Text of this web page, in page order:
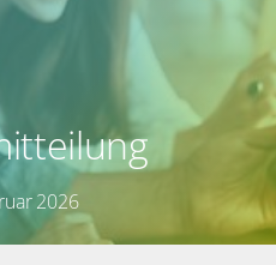
2026